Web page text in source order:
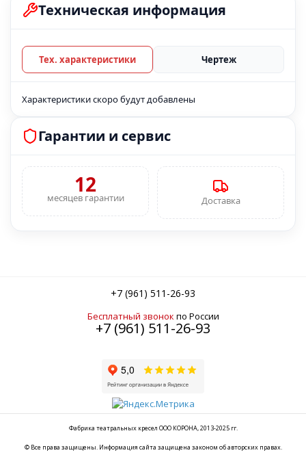
Техническая информация
Тех. характеристики Чертеж
Характеристики скоро будут добавлены
Гарантии и сервис
12
месяцев гарантии Доставка
+7 (961) 511-26-93
Бесплатный звонок по России
+7 (961) 511-26-93
Фабрика театральных кресел ООО КОРОНА, 2013-2025 гг.
© Все права защищены. Информация сайта защищена законом об авторских правах.